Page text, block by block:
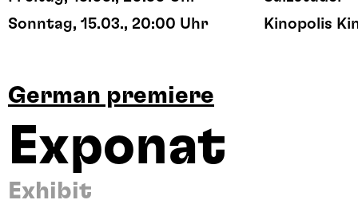
Sonntag, 15.03., 20:00 Uhr
Kinopolis
German premiere
Exponat
Exhibit